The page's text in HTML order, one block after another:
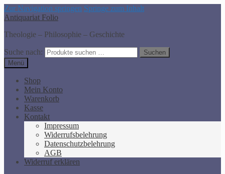
Zur Navigation springen Springe zum Inhalt
Antiquariat Folio
Theologie – Philosophie – Geschichte
Suche nach:
Suchen
Menü
Shop
Mein Konto
Warenkorb
Kasse
Kontakt
Impressum
Widerrufsbelehrung
Datenschutzbelehrung
AGB
Widerruf erklären